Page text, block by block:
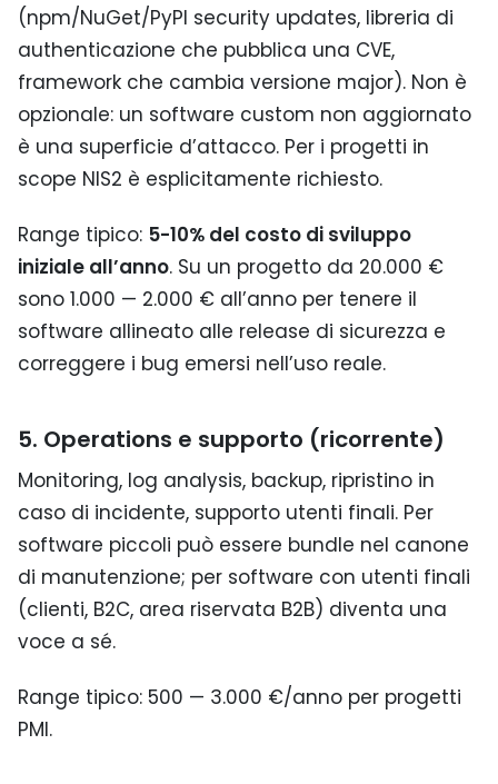
(npm/NuGet/PyPI security updates, libreria di
authenticazione che pubblica una CVE,
framework che cambia versione major). Non è
opzionale: un software custom non aggiornato
è una superficie d’attacco. Per i progetti in
scope NIS2 è esplicitamente richiesto.
Range tipico: 5-10% del costo di sviluppo
iniziale all’anno. Su un progetto da 20.000 €
sono 1.000 — 2.000 € all’anno per tenere il
software allineato alle release di sicurezza e
correggere i bug emersi nell’uso reale.
5. Operations e supporto (ricorrente)
Monitoring, log analysis, backup, ripristino in
caso di incidente, supporto utenti finali. Per
software piccoli può essere bundle nel canone
di manutenzione; per software con utenti finali
(clienti, B2C, area riservata B2B) diventa una
voce a sé.
Range tipico: 500 — 3.000 €/anno per progetti
PMI.